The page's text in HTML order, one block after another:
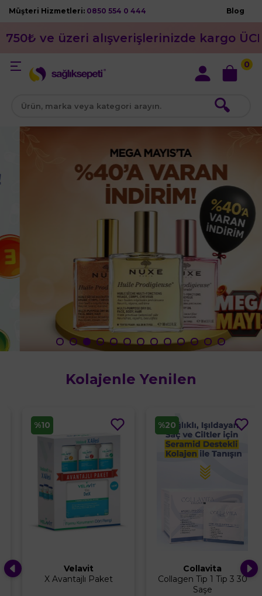
Müşteri Hizmetleri: 0850 554 0 444 Blog
750₺ ve üzeri alışverişlerinizde kargo
🔍
0
Kolajenle Yenilen
%10
Velavit
X Avantajlı Paket
%20
Collavita
Collagen Tip 1 Tip 3 30
Saşe